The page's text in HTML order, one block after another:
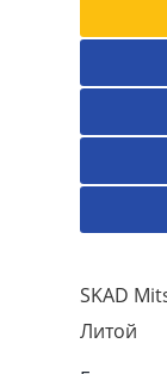
SKAD
Литой